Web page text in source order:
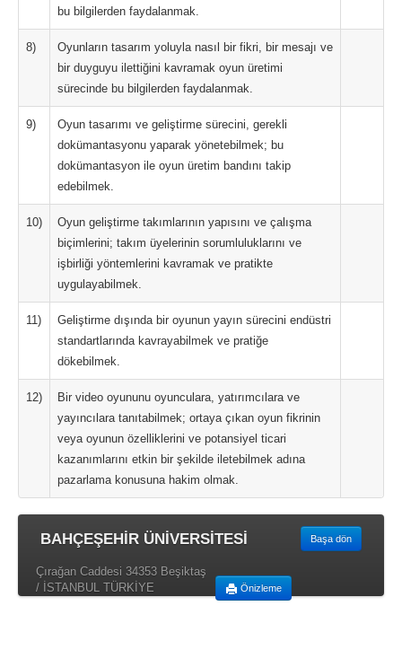
bu bilgilerden faydalanmak.
8)
Oyunların tasarım yoluyla nasıl bir fikri, bir mesajı ve
bir duyguyu ilettiğini kavramak oyun üretimi
sürecinde bu bilgilerden faydalanmak.
9)
Oyun tasarımı ve geliştirme sürecini, gerekli
dokümantasyonu yaparak yönetebilmek; bu
dokümantasyon ile oyun üretim bandını takip
edebilmek.
10)
Oyun geliştirme takımlarının yapısını ve çalışma
biçimlerini; takım üyelerinin sorumluluklarını ve
işbirliği yöntemlerini kavramak ve pratikte
uygulayabilmek.
11)
Geliştirme dışında bir oyunun yayın sürecini endüstri
standartlarında kavrayabilmek ve pratiğe
dökebilmek.
12)
Bir video oyununu oyunculara, yatırımcılara ve
yayıncılara tanıtabilmek; ortaya çıkan oyun fikrinin
veya oyunun özelliklerini ve potansiyel ticari
kazanımlarını etkin bir şekilde iletebilmek adına
pazarlama konusuna hakim olmak.
BAHÇEŞEHİR ÜNİVERSİTESİ Başa dön
Önizleme
Çırağan Caddesi 34353 Beşiktaş
/ İSTANBUL TÜRKİYE